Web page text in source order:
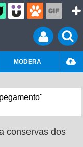
MODERA
conservas dos